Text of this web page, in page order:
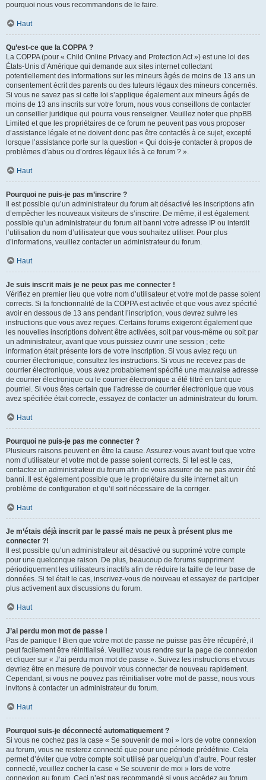
pourquoi nous vous recommandons de le faire.
Haut
Qu’est-ce que la COPPA ?
La COPPA (pour « Child Online Privacy and Protection Act ») est une loi des
États-Unis d’Amérique qui demande aux sites internet collectant
potentiellement des informations sur les mineurs âgés de moins de 13 ans un
consentement écrit des parents ou des tuteurs légaux des mineurs concernés.
Si vous ne savez pas si cette loi s’applique également aux mineurs âgés de
moins de 13 ans inscrits sur votre forum, nous vous conseillons de contacter
un conseiller juridique qui pourra vous renseigner. Veuillez noter que phpBB
Limited et que les propriétaires de ce forum ne peuvent pas vous proposer
d’assistance légale et ne doivent donc pas être contactés à ce sujet, excepté
lorsque l’assistance porte sur la question « Qui dois-je contacter à propos de
problèmes d’abus ou d’ordres légaux liés à ce forum ? ».
Haut
Pourquoi ne puis-je pas m’inscrire ?
Il est possible qu’un administrateur du forum ait désactivé les inscriptions afin
d’empêcher les nouveaux visiteurs de s’inscrire. De même, il est également
possible qu’un administrateur du forum ait banni votre adresse IP ou interdit
l’utilisation du nom d’utilisateur que vous souhaitez utiliser. Pour plus
d’informations, veuillez contacter un administrateur du forum.
Haut
Je suis inscrit mais je ne peux pas me connecter !
Vérifiez en premier lieu que votre nom d’utilisateur et votre mot de passe soient
corrects. Si la fonctionnalité de la COPPA est activée et que vous avez spécifié
avoir en dessous de 13 ans pendant l’inscription, vous devrez suivre les
instructions que vous avez reçues. Certains forums exigeront également que
les nouvelles inscriptions doivent être activées, soit par vous-même ou soit par
un administrateur, avant que vous puissiez ouvrir une session ; cette
information était présente lors de votre inscription. Si vous aviez reçu un
courrier électronique, consultez les instructions. Si vous ne recevez pas de
courrier électronique, vous avez probablement spécifié une mauvaise adresse
de courrier électronique ou le courrier électronique a été filtré en tant que
pourriel. Si vous êtes certain que l’adresse de courrier électronique que vous
avez spécifiée était correcte, essayez de contacter un administrateur du forum.
Haut
Pourquoi ne puis-je pas me connecter ?
Plusieurs raisons peuvent en être la cause. Assurez-vous avant tout que votre
nom d’utilisateur et votre mot de passe soient corrects. Si tel est le cas,
contactez un administrateur du forum afin de vous assurer de ne pas avoir été
banni. Il est également possible que le propriétaire du site internet ait un
problème de configuration et qu’il soit nécessaire de la corriger.
Haut
Je m’étais déjà inscrit par le passé mais ne peux à présent plus me
connecter ?!
Il est possible qu’un administrateur ait désactivé ou supprimé votre compte
pour une quelconque raison. De plus, beaucoup de forums suppriment
périodiquement les utilisateurs inactifs afin de réduire la taille de leur base de
données. Si tel était le cas, inscrivez-vous de nouveau et essayez de participer
plus activement aux discussions du forum.
Haut
J’ai perdu mon mot de passe !
Pas de panique ! Bien que votre mot de passe ne puisse pas être récupéré, il
peut facilement être réinitialisé. Veuillez vous rendre sur la page de connexion
et cliquer sur « J’ai perdu mon mot de passe ». Suivez les instructions et vous
devriez être en mesure de pouvoir vous connecter de nouveau rapidement.
Cependant, si vous ne pouvez pas réinitialiser votre mot de passe, nous vous
invitons à contacter un administrateur du forum.
Haut
Pourquoi suis-je déconnecté automatiquement ?
Si vous ne cochez pas la case « Se souvenir de moi » lors de votre connexion
au forum, vous ne resterez connecté que pour une période prédéfinie. Cela
permet d’éviter que votre compte soit utilisé par quelqu’un d’autre. Pour rester
connecté, veuillez cocher la case « Se souvenir de moi » lors de votre
connexion au forum. Ceci n’est pas recommandé si vous accédez au forum